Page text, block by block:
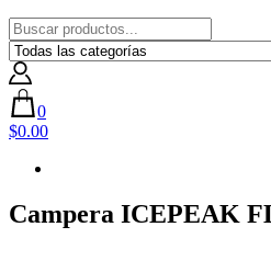
0
$0.00
Campera ICEPEAK